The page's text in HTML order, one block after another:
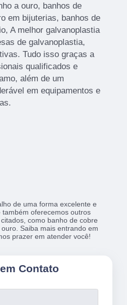
a ouro, banhos de
em bijuterias, banhos de
A melhor galvanoplastia
de galvanoplastia,
Tudo isso graças a
qualificados e
além de um
em equipamentos e
de uma forma excelente e
oferecemos outros
como banho de cobre
Saiba mais entrando em
prazer em atender você!
Contato